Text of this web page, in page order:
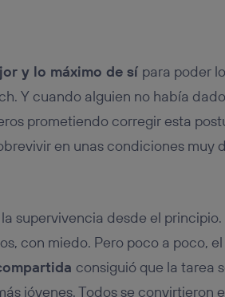
y lo máximo de sí para poder
Y cuando alguien no había
prometiendo corregir esta
en unas condiciones muy
supervivencia desde el
con miedo. Pero poco a poco,
consiguió que la tarea
jóvenes. Todos se convirtieron